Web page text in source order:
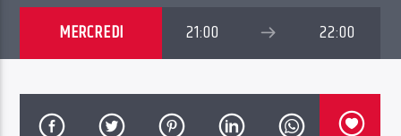
B-ASTRE
TO THE FOREST
MERCREDI 21:00 22:00